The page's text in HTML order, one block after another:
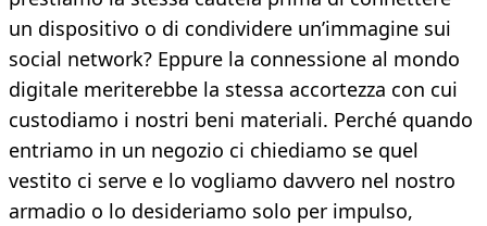
un dispositivo o di condividere un’immagine sui
social network? Eppure la connessione al mondo
digitale meriterebbe la stessa accortezza con cui
custodiamo i nostri beni materiali. Perché quando
entriamo in un negozio ci chiediamo se quel
vestito ci serve e lo vogliamo davvero nel nostro
armadio o lo desideriamo solo per impulso,